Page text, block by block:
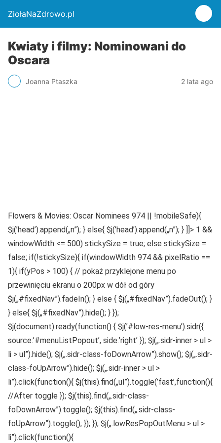
ZiołaNaZdrowo.pl
Kwiaty i filmy: Nominowani do
Oscara
Joanna Ptaszka 2 lata ago
Flowers & Movies: Oscar Nominees 974 || !mobileSafe){
$j(’head’).append(„n”); } else{ $j(’head’).append(„n”); } ]]> 1 &&
windowWidth <= 500) stickySize = true; else stickySize =
false; if(!stickySize){ if(windowWidth 974 && pixelRatio ==
1){ if(yPos > 100) { // pokaż przyklejone menu po
przewinięciu ekranu o 200px w dół od góry
$j(„#fixedNav”).fadeIn(); } else { $j(„#fixedNav”).fadeOut(); }
} else{ $j(„#fixedNav”).hide(); } });
$j(document).ready(function() { $j(’#low-res-menu’).sidr({
source:’#menuListPopout’, side:’right’ }); $j(„.sidr-inner > ul >
li > ul”).hide(); $j(„.sidr-class-foDownArrow”).show(); $j(„.sidr-
class-foUpArrow”).hide(); $j(„.sidr-inner > ul >
li”).click(function(){ $j(this).find(„ul”).toggle(’fast’,function(){
//After toggle }); $j(this).find(„.sidr-class-
foDownArrow”).toggle(); $j(this).find(„.sidr-class-
foUpArrow”).toggle(); }); }); $j(„.lowResPopOutMenu > ul >
li”).click(function(){